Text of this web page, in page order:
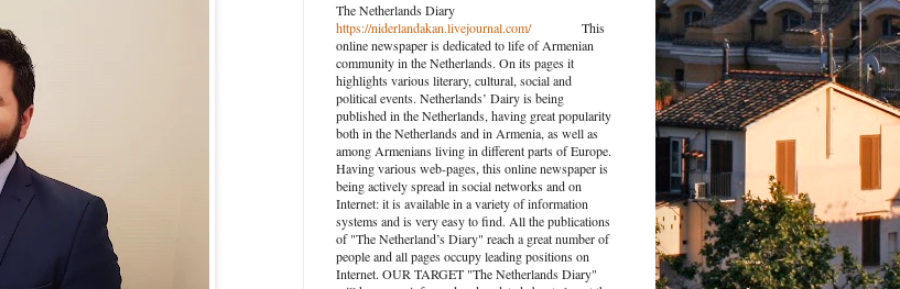
The Netherlands Diary
https://niderlandakan.livejournal.com/This
online newspaper is dedicated to life of Armenian
community in the Netherlands. On its pages it
highlights various literary, cultural, social and
political events. Netherlands’ Dairy is being
published in the Netherlands, having great popularity
both in the Netherlands and in Armenia, as well as
among Armenians living in different parts of Europe.
Having various web-pages, this online newspaper is
being actively spread in social networks and on
Internet: it is available in a variety of information
systems and is very easy to find. All the publications
of "The Netherland’s Diary" reach a great number of
people and all pages occupy leading positions on
Internet. OUR TARGET "The Netherlands Diary"